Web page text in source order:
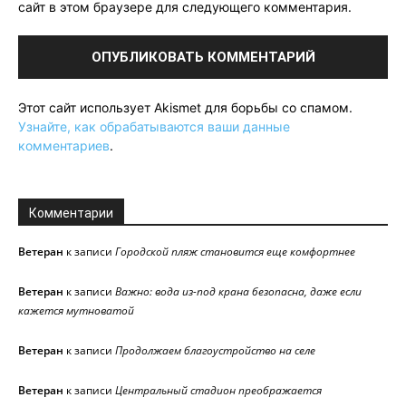
сайт в этом браузере для следующего комментария.
Этот сайт использует Akismet для борьбы со спамом.
Узнайте, как обрабатываются ваши данные
комментариев.
Комментарии
Ветеран к записи Городской пляж становится еще комфортнее
Ветеран к записи Важно: вода из-под крана безопасна, даже если
кажется мутноватой
Ветеран к записи Продолжаем благоустройство на селе
Ветеран к записи Центральный стадион преображается